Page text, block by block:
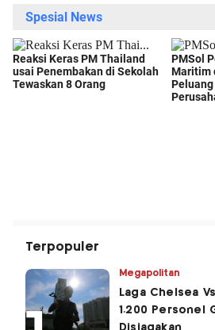
Terpopuler
Megapolitan
Laga Chelsea
1.200 Personel
Disiagakan